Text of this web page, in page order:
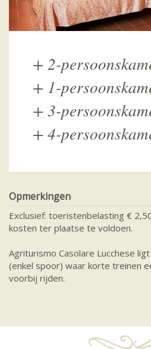
+ 2-
+ 1-
+3-
+4-
Opmerkingen
Exclusief: toeristenbelasting €
kosten ter plaatse te voldoen.
Agriturismo Casolare Lucchese
(enkel spoor) waar korte treinen
voorbij rijden.